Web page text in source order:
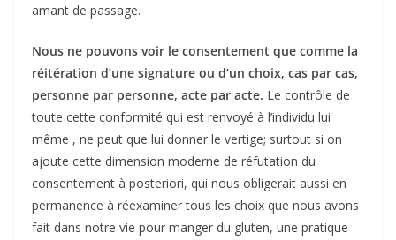
amant de passage.
Nous ne pouvons voir le consentement que comme la
réitération d’une signature ou d’un choix, cas par cas,
personne par personne, acte par acte. Le contrôle de
toute cette conformité qui est renvoyé à l’individu lui
même , ne peut que lui donner le vertige; surtout si on
ajoute cette dimension moderne de réfutation du
consentement à posteriori, qui nous obligerait aussi en
permanence à réexaminer tous les choix que nous avons
fait dans notre vie pour manger du gluten, une pratique